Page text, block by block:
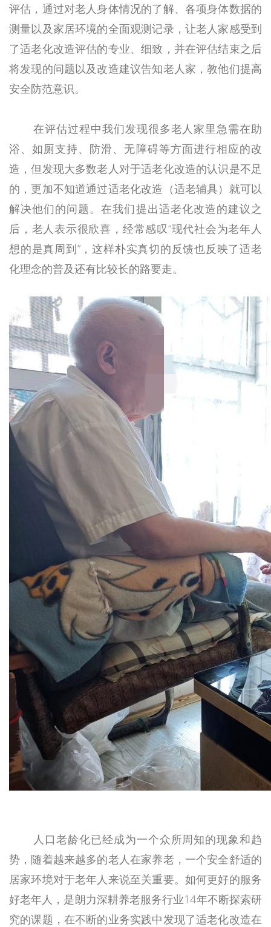
评估，通过对老人身体情况的了解、各项身体数据的
测量以及家居环境的全面观测记录，让老人家感受到
了适老化改造评估的专业、细致，并在评估结束之后
将发现的问题以及改造建议告知老人家，教他们提高
安全防范意识。
在评估过程中我们发现很多老人家里急需在助
浴、如厕支持、防滑、无障碍等方面进行相应的改
造，但发现大多数老人对于适老化改造的认识是不足
的，更加不知道通过适老化改造（适老辅具）就可以
解决他们的问题。在我们提出适老化改造的建议之
后，老人表示很欣喜，经常感叹“现代社会为老年人
想的是真周到”，这样朴实真切的反馈也反映了适老
化理念的普及还有比较长的路要走。
人口老龄化已经成为一个众所周知的现象和趋
势，随着越来越多的老人在家养老，一个安全舒适的
居家环境对于老年人来说至关重要。如何更好的服务
好老年人，是朗力深耕养老服务行业14年不断探索研
究的课题，在不断的业务实践中发现了适老化改造在